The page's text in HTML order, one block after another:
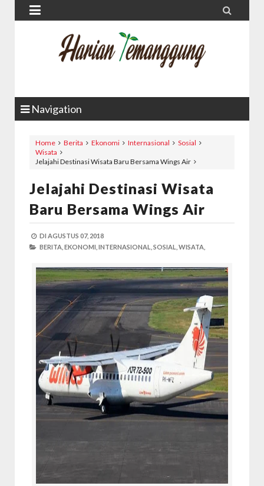
 
Navigation
Home Berita Ekonomi Internasional
Sosial
Wisata
Jelajahi Destinasi Wisata Baru Bersama Wings Air
Jelajahi Destinasi Wisata
Baru Bersama Wings Air
DI AGUSTUS 07, 2018
BERITA, EKONOMI, INTERNASIONAL, SOSIAL, WISATA,